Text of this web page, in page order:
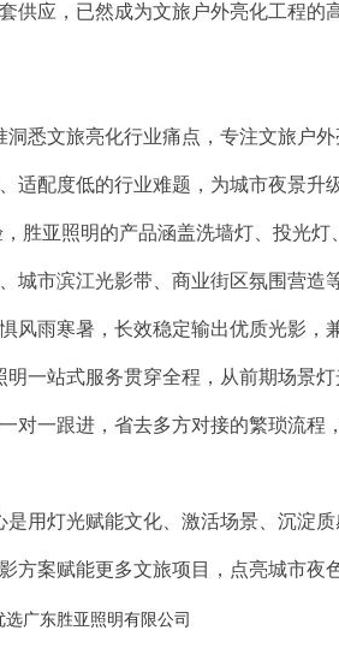
供应，已然成为文旅户外亮化工程的
悉文旅亮化行业痛点，专注文旅户
适配度低的行业难题，为城市夜景升
胜亚照明的产品涵盖洗墙灯、投光
城市滨江光影带、商业街区氛围营
风雨寒暑，长效稳定输出优质光影，
一站式服务贯穿全程，从前期场景
对一跟进，省去多方对接的繁琐流
用灯光赋能文化、激活场景、沉淀
方案赋能更多文旅项目，点亮城市夜
广东胜亚照明有限公司